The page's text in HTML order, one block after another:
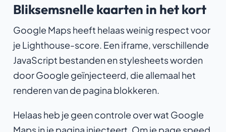
Bliksemsnelle kaarten in het kort
Google Maps heeft helaas weinig respect voor
je Lighthouse-score. Een iframe, verschillende
JavaScript bestanden en stylesheets worden
door Google geïnjecteerd, die allemaal het
renderen van de pagina blokkeren.
Helaas heb je geen controle over wat Google
Maps in je pagina injecteert. Om je page speed